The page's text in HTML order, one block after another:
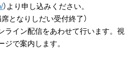
）より申し込みください。
となりしだい受付終了）
ライン配信をあわせて行います。視
で案内します。